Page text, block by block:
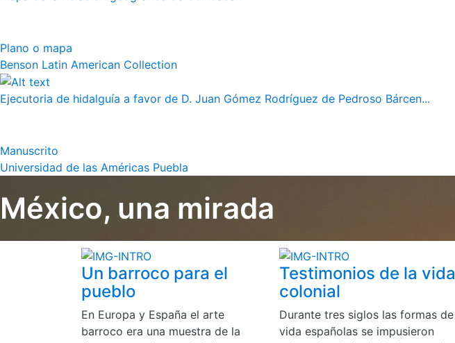
Plano o mapa
Benson Latin American Collection
Ejecutoria de hidalguía a favor de D. Juan Gómez Rodríguez de Pedroso Bárcen...
Manuscrito
Universidad de las Américas Puebla
México, una mirada
Un barroco para el
pueblo
En Europa y España el arte
barroco era una muestra de la
Testimonios de la vida
colonial
Durante tres siglos las formas de
vida españolas se impusieron